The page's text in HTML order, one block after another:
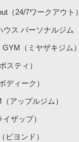
（24/7ワークアウト）
ウス パーソナルジム
（ミヤザキジム）
スティ）
ディーク）
アップルジム）
ザップ）
ビヨンド）